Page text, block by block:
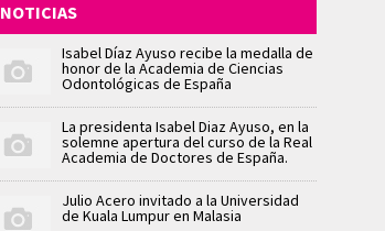
NOTICIAS
Isabel Díaz Ayuso recibe la medalla de
honor de la Academia de Ciencias
Odontológicas de España
La presidenta Isabel Diaz Ayuso, en la
solemne apertura del curso de la Real
Academia de Doctores de España.
Julio Acero invitado a la Universidad
de Kuala Lumpur en Malasia